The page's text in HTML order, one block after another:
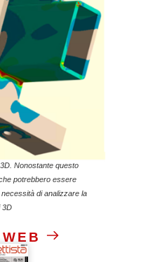
Nonostante questo
potrebbero essere
di analizzare la
3D